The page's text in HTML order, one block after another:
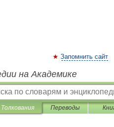
Запомнить сайт
на Академике
Толкования Переводы